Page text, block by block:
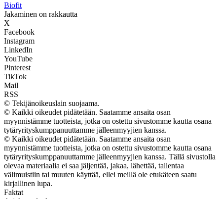
Biofit
Jakaminen on rakkautta
X
Facebook
Instagram
LinkedIn
YouTube
Pinterest
TikTok
Mail
RSS
© Tekijänoikeuslain suojaama.
© Kaikki oikeudet pidätetään. Saatamme ansaita osan
myynnistämme tuotteista, jotka on ostettu sivustomme kautta osana
tytäryrityskumppanuuttamme jälleenmyyjien kanssa.
© Kaikki oikeudet pidätetään. Saatamme ansaita osan
myynnistämme tuotteista, jotka on ostettu sivustomme kautta osana
tytäryrityskumppanuuttamme jälleenmyyjien kanssa. Tällä sivustolla
olevaa materiaalia ei saa jäljentää, jakaa, lähettää, tallentaa
välimuistiin tai muuten käyttää, ellei meillä ole etukäteen saatu
kirjallinen lupa.
Faktat